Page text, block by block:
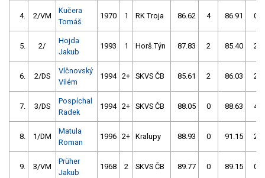
4. 2/VM
Kučera
Tomáš
1970 1 RK Troja 86.62 4 86.91 0
5. 2/
Hojda
Jakub
1993 1 Horš.Týn 87.83 2 85.40 2
6. 2/DS
Vlčnovský
Vilém
1994 2+ SKVS ČB 85.61 2 86.03 2
7. 3/DS
Pospíchal
Radek
1994 2+ SKVS ČB 88.05 0 88.63 4
8. 1/DM
Matula
Roman
1996 2+ Kralupy 88.93 0 91.15 2
9. 3/VM
Prüher
Jakub
1968 2 SKVS ČB 89.77 0 89.15 0